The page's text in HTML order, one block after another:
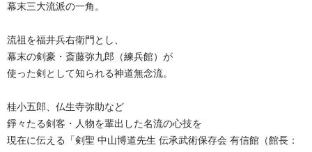
幕末三大流派の一角。
流祖を福井兵右衛門とし、
幕末の剣豪・斎藤弥九郎（練兵館）が
使った剣として知られる神道無念流。
桂小五郎、仏生寺弥助など
錚々たる剣客・人物を輩出した名流の心技を
現在に伝える「剣聖 中山博道先生 伝承武術保存会 有信館（館長：